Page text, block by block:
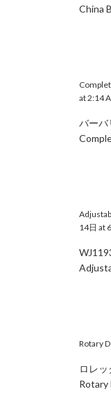
China
at 2:14
バーバ
14日 at
Rotary
ロレ
Rotary